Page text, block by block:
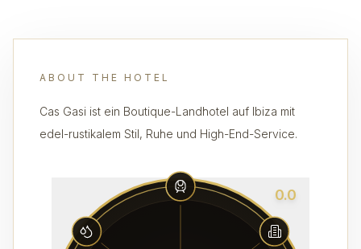
ABOUT THE HOTEL
Cas Gasi ist ein Boutique-Landhotel auf Ibiza mit
edel-rustikalem Stil, Ruhe und High-End-Service.
0.0